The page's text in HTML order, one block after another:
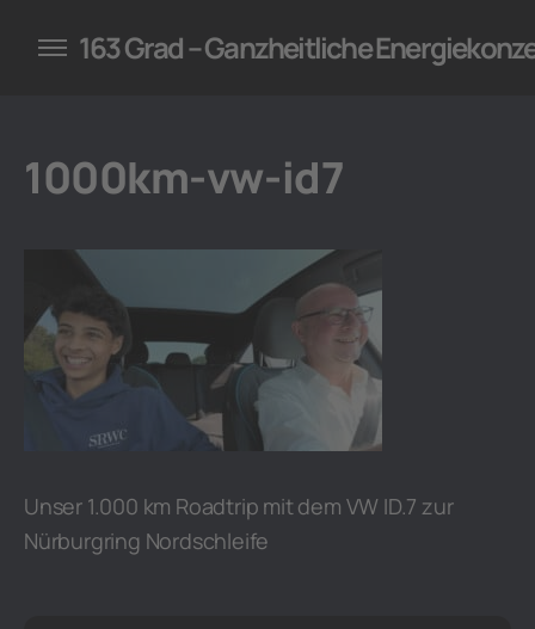
für Unternehmen
163 Grad – Ganzheitliche
1000km-vw-id7
Unser 1.000 km Roadtrip mit dem VW ID.7 zur
Nürburgring Nordschleife